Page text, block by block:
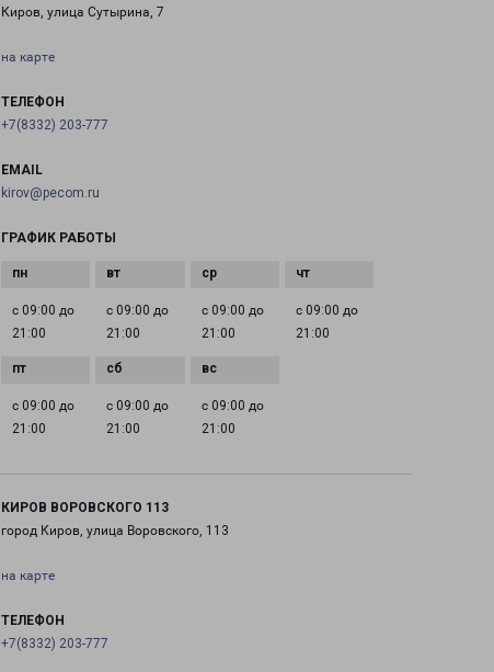
Киров, улица Сутырина, 7
на карте
ТЕЛЕФОН
+7(8332) 203-777
EMAIL
kirov@pecom.ru
ГРАФИК РАБОТЫ
с 09:00 до
21:00
с 09:00 до
21:00
с 09:00 до
21:00
с 09:00 до
21:00
с 09:00 до
21:00
с 09:00 до
21:00
с 09:00 до
21:00
КИРОВ ВОРОВСКОГО 113
город Киров, улица Воровского, 113
на карте
ТЕЛЕФОН
+7(8332) 203-777